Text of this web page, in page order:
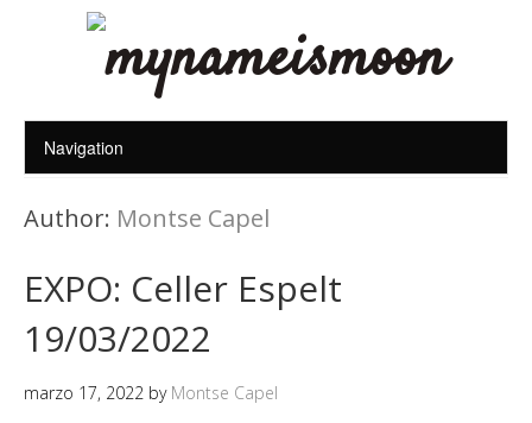
Author: Montse Capel
EXPO: Celler Espelt
19/03/2022
marzo 17, 2022 by Montse Capel